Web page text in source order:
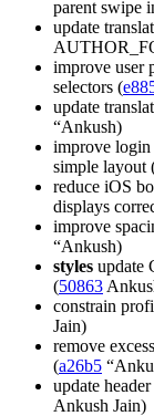
parent swipe
update
improve user
selectors (
update
“Ankush)
improve login
simple layout
reduce iOS
displays
improve
“Ankush)
styles update
(50863
constrain
Jain)
remove
(a26b5
update
Ankush Jain)